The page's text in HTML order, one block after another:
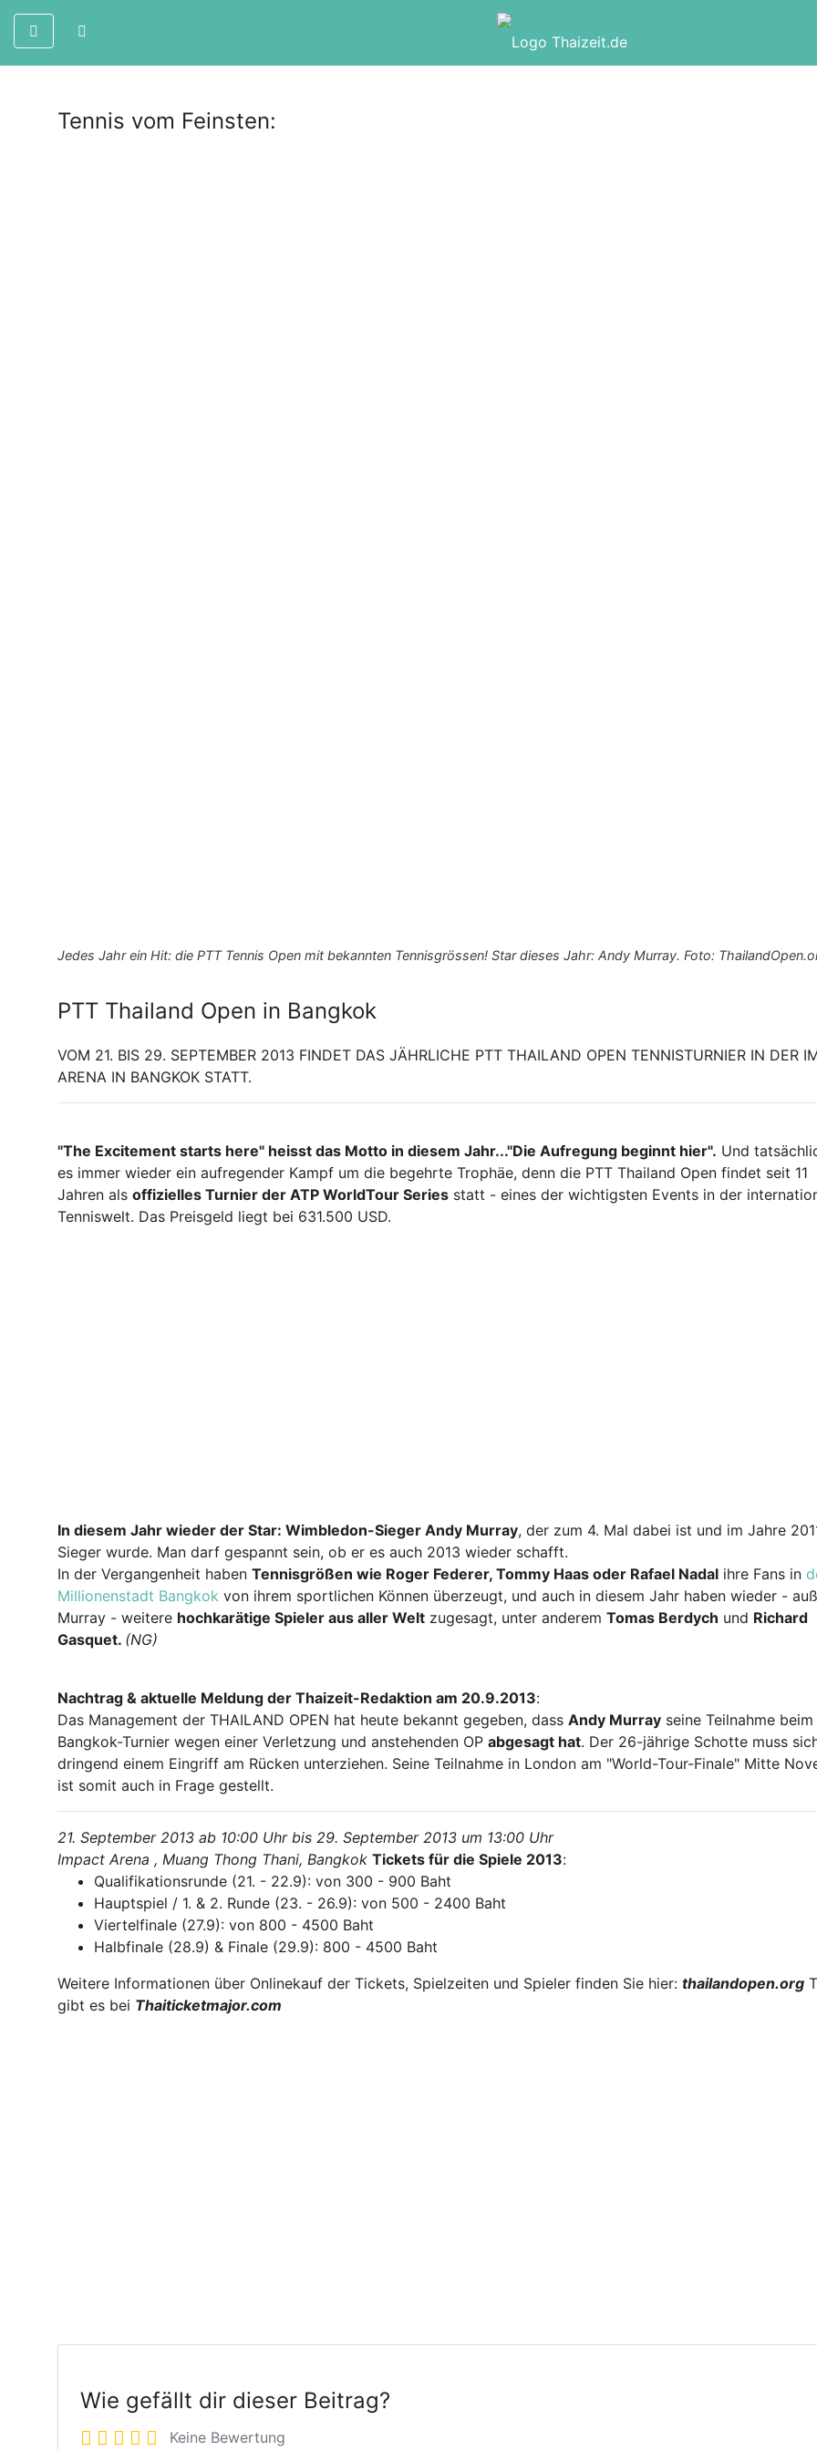
Tennis vom Feinsten:
Jedes Jahr ein Hit: die PTT Tennis Open mit bekannten Tennisgrössen! Star dieses Jahr: Andy Murray. Foto:
PTT Thailand Open in Bangkok
VOM 21. BIS 29. SEPTEMBER 2013 FINDET DAS JÄHRLICHE PTT THAILAND OPEN TENNISTURNIER IN DER
ARENA IN BANGKOK STATT.
"The Excitement starts here" heisst das Motto in diesem Jahr..."Die Aufregung beginnt hier". Und
es immer wieder ein aufregender Kampf um die begehrte Trophäe, denn die PTT Thailand Open findet seit 11
Jahren als offizielles Turnier der ATP WorldTour Series statt - eines der wichtigsten Events in der
Tenniswelt. Das Preisgeld liegt bei 631.500 USD.
In diesem Jahr wieder der Star: Wimbledon-Sieger Andy Murray, der zum 4. Mal dabei ist und im Jahre
Sieger wurde. Man darf gespannt sein, ob er es auch 2013 wieder schafft.
In der Vergangenheit haben Tennisgrößen wie Roger Federer, Tommy Haas oder Rafael Nadal ihre Fans in
Millionenstadt Bangkok von ihrem sportlichen Können überzeugt, und auch in diesem Jahr haben wieder -
Murray - weitere hochkarätige Spieler aus aller Welt zugesagt, unter anderem Tomas Berdych und Richard
Gasquet. (NG)
Nachtrag & aktuelle Meldung der Thaizeit-Redaktion am 20.9.2013:
Das Management der THAILAND OPEN hat heute bekannt gegeben, dass Andy Murray seine Teilnahme beim
Bangkok-Turnier wegen einer Verletzung und anstehenden OP abgesagt hat. Der 26-jährige Schotte muss
dringend einem Eingriff am Rücken unterziehen. Seine Teilnahme in London am "World-Tour-Finale" Mitte
ist somit auch in Frage gestellt.
21. September 2013 ab 10:00 Uhr bis 29. September 2013 um 13:00 Uhr
Impact Arena , Muang Thong Thani, Bangkok Tickets für die Spiele 2013:
Qualifikationsrunde (21. - 22.9): von 300 - 900 Baht
Hauptspiel / 1. & 2. Runde (23. - 26.9): von 500 - 2400 Baht
Viertelfinale (27.9): von 800 - 4500 Baht
Halbfinale (28.9) & Finale (29.9): 800 - 4500 Baht
Weitere Informationen über Onlinekauf der Tickets, Spielzeiten und Spieler finden Sie hier: thailandopen.org
gibt es bei Thaiticketmajor.com
Wie gefällt dir dieser Beitrag?
Keine Bewertung